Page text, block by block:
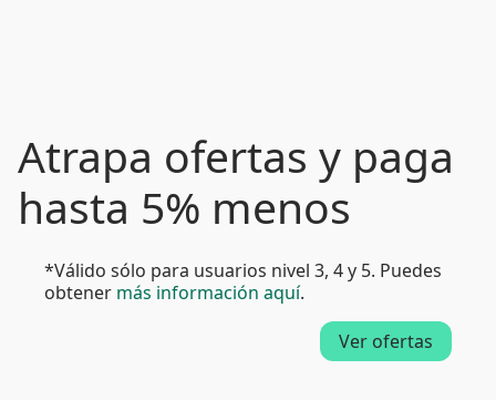
Atrapa ofertas y paga
hasta 5% menos
*Válido sólo para usuarios nivel 3, 4 y 5. Puedes
obtener más información aquí.
Ver ofertas